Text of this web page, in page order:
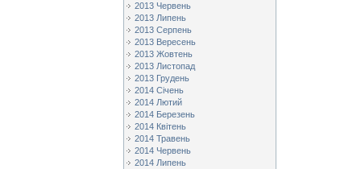
2013 Червень
2013 Липень
2013 Серпень
2013 Вересень
2013 Жовтень
2013 Листопад
2013 Грудень
2014 Січень
2014 Лютий
2014 Березень
2014 Квітень
2014 Травень
2014 Червень
2014 Липень